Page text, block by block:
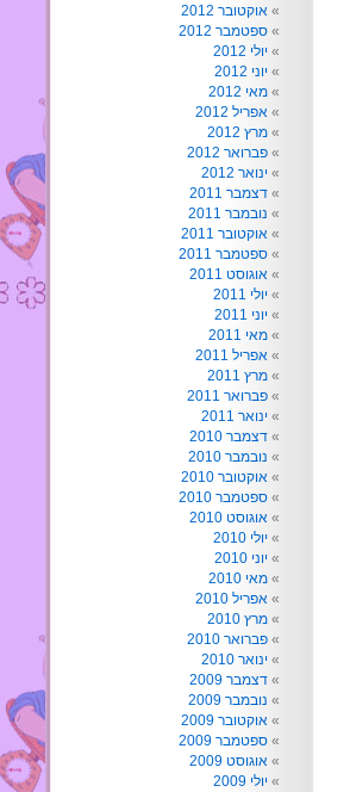
אוקטובר 2012
ספטמבר 2012
יולי 2012
יוני 2012
מאי 2012
אפריל 2012
מרץ 2012
פברואר 2012
ינואר 2012
דצמבר 2011
נובמבר 2011
אוקטובר 2011
ספטמבר 2011
אוגוסט 2011
יולי 2011
יוני 2011
מאי 2011
אפריל 2011
מרץ 2011
פברואר 2011
ינואר 2011
דצמבר 2010
נובמבר 2010
אוקטובר 2010
ספטמבר 2010
אוגוסט 2010
יולי 2010
יוני 2010
מאי 2010
אפריל 2010
מרץ 2010
פברואר 2010
ינואר 2010
דצמבר 2009
נובמבר 2009
אוקטובר 2009
ספטמבר 2009
אוגוסט 2009
יולי 2009